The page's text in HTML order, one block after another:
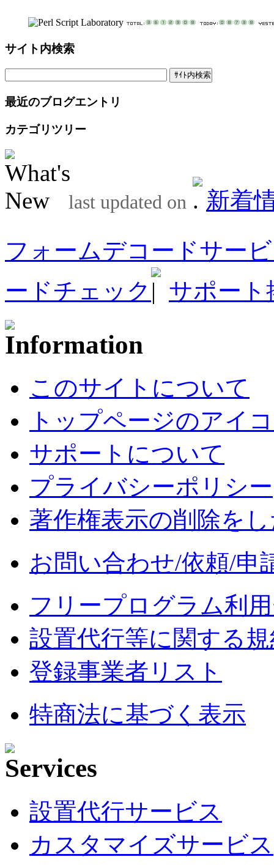
サイト内検索
最近のブログエントリ
カテゴリツリー
last updated on
新着
フォームデコードサー
ードチェック
サポート
このサイトについて
トップページのアイ
サポートについて
プライバシーポリシー
著作権表示の削除を
お問い合わせ/依頼/申
フリープログラム利
設置代行等に関する
登録事業者リスト
特商法に基づく表示
設置代行サービス
カスタマイズサービス